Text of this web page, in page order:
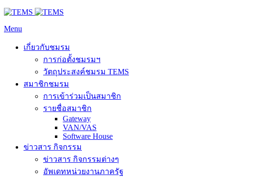
Menu
เกี่ยวกับชมรม
การก่อตั้งชมรมฯ
วัตถุประสงค์ชมรม TEMS
สมาชิกชมรม
การเข้าร่วมเป็นสมาชิก
รายชื่อสมาชิก
Gateway
VAN/VAS
Software House
ข่าวสาร กิจกรรม
ข่าวสาร กิจกรรมต่างๆ
อัพเดทหน่วยงานภาครัฐ